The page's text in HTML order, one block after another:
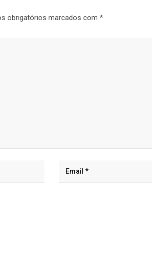
obrigatórios marcados com *